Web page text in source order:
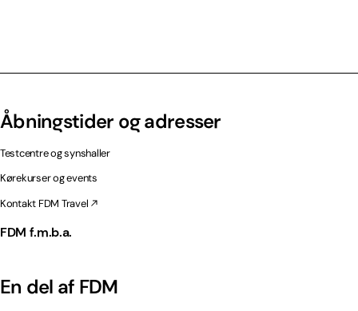
Åbningstider og adresser
Testcentre og synshaller
Kørekurser og events
Kontakt FDM Travel
FDM f.m.b.a.
En del af FDM